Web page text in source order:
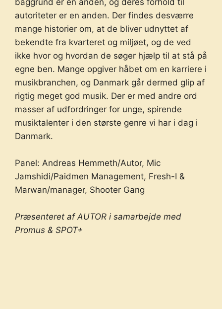
baggrund er en anden, og deres forhold til
autoriteter er en anden. Der findes desværre
mange historier om, at de bliver udnyttet af
bekendte fra kvarteret og miljøet, og de ved
ikke hvor og hvordan de søger hjælp til at stå på
egne ben. Mange opgiver håbet om en karriere i
musikbranchen, og Danmark går dermed glip af
rigtig meget god musik. Der er med andre ord
masser af udfordringer for unge, spirende
musiktalenter i den største genre vi har i dag i
Danmark.
Panel: Andreas Hemmeth/Autor, Mic
Jamshidi/Paidmen Management, Fresh-I &
Marwan/manager, Shooter Gang
Præsenteret af AUTOR i samarbejde med
Promus & SPOT+